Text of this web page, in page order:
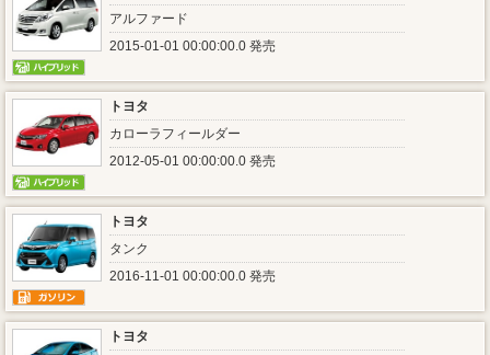
アルファード
2015-01-01 00:00:00.0 発売
トヨタ
カローラフィールダー
2012-05-01 00:00:00.0 発売
トヨタ
タンク
2016-11-01 00:00:00.0 発売
トヨタ